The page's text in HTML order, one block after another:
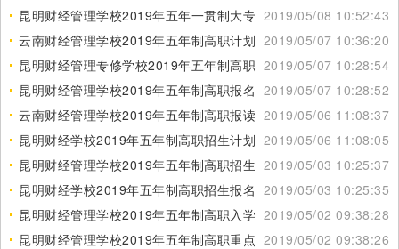
昆明财经管理学校2019年五年一贯制大专重点专业2019/05/08 10:52:43
云南财经管理学校2019年五年制高职计划内招生信息2019/05/07 10:36:20
昆明财经管理专修学校2019年五年制高职招生联系电话
2019/05/07 10:28:54
昆明财经管理学校2019年五年制高职报名联系电话2019/05/07 10:28:52
云南财经管理学校2019年五年制高职报读须知2019/05/06 11:08:37
昆明财经学校2019年五年制高职招生计划一览表2019/05/06 11:08:05
昆明财经管理学校2019年五年制高职招生专业表2019/05/03 10:25:37
昆明财经学校2019年五年制高职招生报名联系电话2019/05/03 10:25:35
昆明财经管理学校2019年五年制高职入学须知2019/05/02 09:38:28
昆明财经管理学校2019年五年制高职重点招生信息2019/05/02 09:38:26